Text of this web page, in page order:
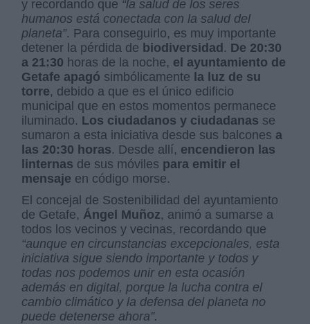
y recordando que “la salud de los seres
humanos está conectada con la salud del
planeta”. Para conseguirlo, es muy importante
detener la pérdida de biodiversidad. De 20:30
a 21:30 horas de la noche, el ayuntamiento de
Getafe apagó simbólicamente la luz de su
torre, debido a que es el único edificio
municipal que en estos momentos permanece
iluminado. Los ciudadanos y ciudadanas se
sumaron a esta iniciativa desde sus balcones a
las 20:30 horas. Desde allí, encendieron las
linternas de sus móviles para emitir el
mensaje en código morse.
El concejal de Sostenibilidad del ayuntamiento
de Getafe, Ángel Muñoz, animó a sumarse a
todos los vecinos y vecinas, recordando que
“aunque en circunstancias excepcionales, esta
iniciativa sigue siendo importante y todos y
todas nos podemos unir en esta ocasión
además en digital, porque la lucha contra el
cambio climático y la defensa del planeta no
puede detenerse ahora”.